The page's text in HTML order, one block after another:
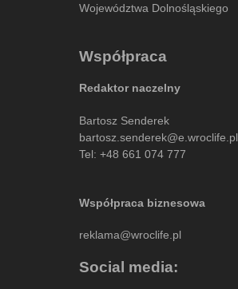
Województwa Dolnośląskiego
Współpraca
Redaktor naczelny
Bartosz Senderek
bartosz.senderek@e.wroclife.pl
Tel: +48 661 074 777
Współpraca biznesowa
reklama@wroclife.pl
Social media: